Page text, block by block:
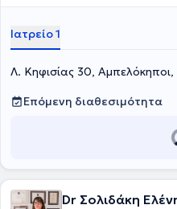
Ειδικεύθηκε στο Τμήμα Φυσικής
εμπειρία στην αξιολόγηση και
με μυοσκελετικές και
σειρά απο υπηρεσίες για την
πόνου,μεσοθερπεία,ιατρικό
ιατρική με
δυναμική ανάλυση βάδισης.Στο
Ιατρείο 1
Λ. Κηφισίας 30,
Επόμενη διαθεσιμότητα
Dr Σολιδάκη